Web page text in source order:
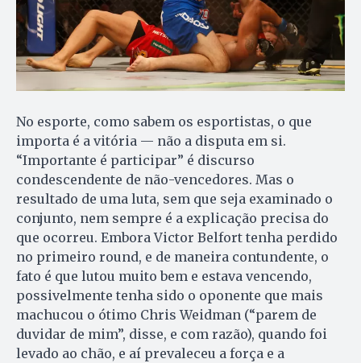
No esporte, como sabem os esportistas, o que
importa é a vitória — não a disputa em si.
“Importante é participar” é discurso
condescendente de não-vencedores. Mas o
resultado de uma luta, sem que seja examinado o
conjunto, nem sempre é a explicação precisa do
que ocorreu. Embora Victor Belfort tenha perdido
no primeiro round, e de maneira contundente, o
fato é que lutou muito bem e estava vencendo,
possivelmente tenha sido o oponente que mais
machucou o ótimo Chris Weidman (“parem de
duvidar de mim”, disse, e com razão), quando foi
levado ao chão, e aí prevaleceu a força e a